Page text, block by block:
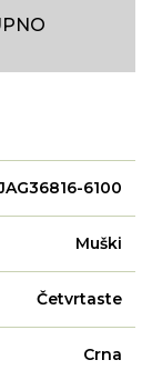
6100
Muški
Četvrtaste
Crna